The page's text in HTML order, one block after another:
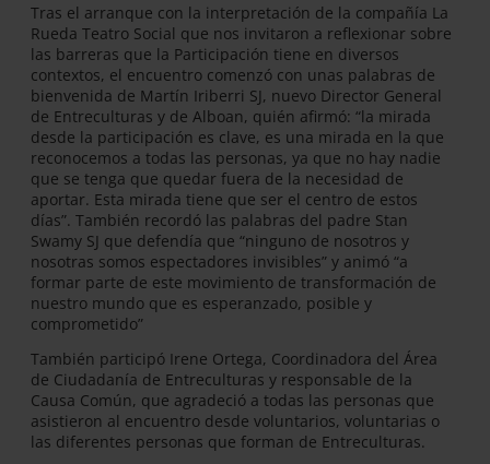
Tras el arranque con la interpretación de la compañía La
Rueda Teatro Social que nos invitaron a reflexionar sobre
las barreras que la Participación tiene en diversos
contextos, el encuentro comenzó con unas palabras de
bienvenida de Martín Iriberri SJ, nuevo Director General
de Entreculturas y de Alboan, quién afirmó: “la mirada
desde la participación es clave, es una mirada en la que
reconocemos a todas las personas, ya que no hay nadie
que se tenga que quedar fuera de la necesidad de
aportar. Esta mirada tiene que ser el centro de estos
días”. También recordó las palabras del padre Stan
Swamy SJ que defendía que “ninguno de nosotros y
nosotras somos espectadores invisibles” y animó “a
formar parte de este movimiento de transformación de
nuestro mundo que es esperanzado, posible y
comprometido”
También participó Irene Ortega, Coordinadora del Área
de Ciudadanía de Entreculturas y responsable de la
Causa Común, que agradeció a todas las personas que
asistieron al encuentro desde voluntarios, voluntarias o
las diferentes personas que forman de Entreculturas.